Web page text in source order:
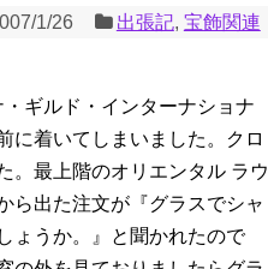
1/26 出張記, 宝飾関連
ギルド・インターナショナ
に着いてしまいました。クロ
。最上階のオリエンタル ラウ
ら出た注文が『グラスでシャ
ょうか。』と聞かれたので